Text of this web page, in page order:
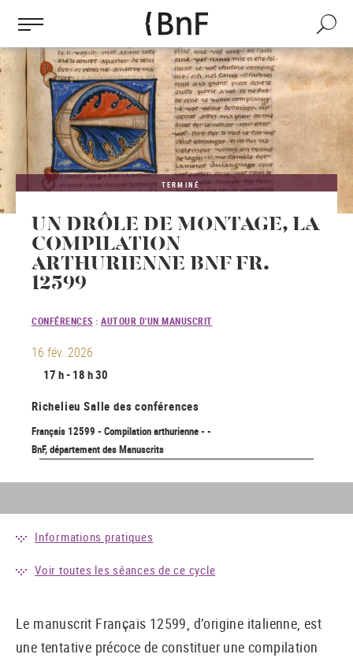
contenu
principal
Recherche
TERMINÉ
UN DRÔLE DE MONTAGE, LA
COMPILATION
ARTHURIENNE BNF FR.
12599
CONFÉRENCES : AUTOUR D'UN MANUSCRIT
16 fév. 2026
17 h - 18 h 30
Richelieu Salle des conférences
Français 12599 - Compilation arthurienne - -
BnF, département des Manuscrits
Informations pratiques
Voir toutes les séances de ce cycle
Le manuscrit Français 12599, d’origine italienne, est
une tentative précoce de constituer une compilation